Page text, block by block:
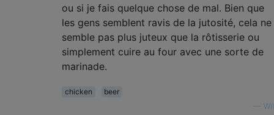
ou si je fais quelque chose de mal. Bien que
les gens semblent ravis de la jutosité, cela ne
semble pas plus juteux que la rôtisserie ou
simplement cuire au four avec une sorte de
marinade.
chicken
beer
Wil